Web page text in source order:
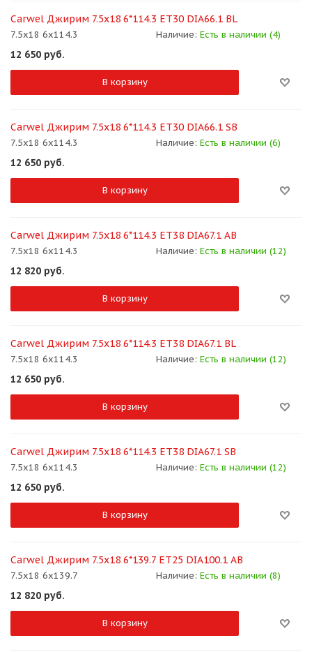
Carwel Джирим 7.5x18 6*114.3 ET30 DIA66.1 BL
7.5x18 6x114.3 Наличие: Есть в наличии (4)
12 650 руб.
В корзину
Carwel Джирим 7.5x18 6*114.3 ET30 DIA66.1 SB
7.5x18 6x114.3 Наличие: Есть в наличии (6)
12 650 руб.
В корзину
Carwel Джирим 7.5x18 6*114.3 ET38 DIA67.1 AB
7.5x18 6x114.3 Наличие: Есть в наличии (12)
12 820 руб.
В корзину
Carwel Джирим 7.5x18 6*114.3 ET38 DIA67.1 BL
7.5x18 6x114.3 Наличие: Есть в наличии (12)
12 650 руб.
В корзину
Carwel Джирим 7.5x18 6*114.3 ET38 DIA67.1 SB
7.5x18 6x114.3 Наличие: Есть в наличии (12)
12 650 руб.
В корзину
Carwel Джирим 7.5x18 6*139.7 ET25 DIA100.1 AB
7.5x18 6x139.7 Наличие: Есть в наличии (8)
12 820 руб.
В корзину